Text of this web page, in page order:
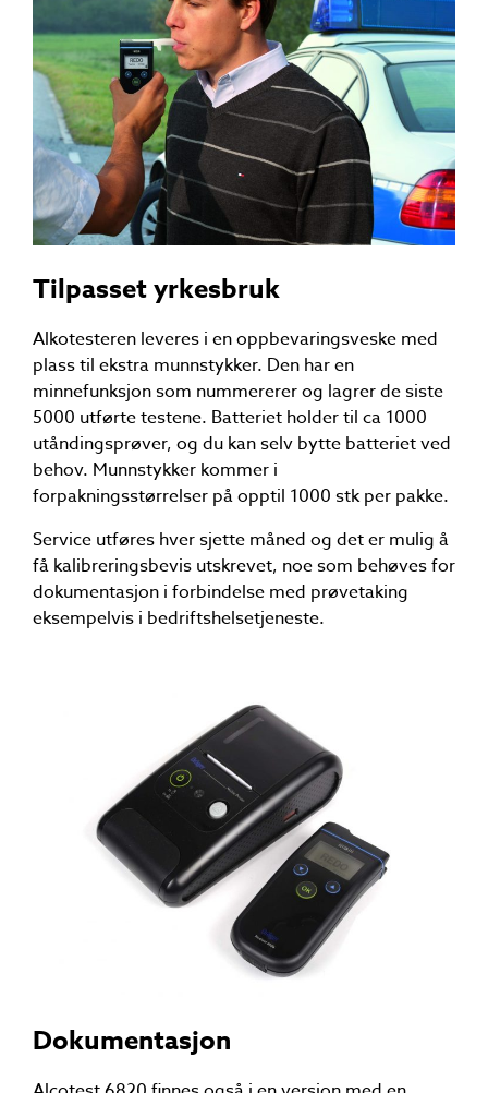
Tilpasset yrkesbruk
Alkotesteren leveres i en oppbevaringsveske med
plass til ekstra munnstykker. Den har en
minnefunksjon som nummererer og lagrer de siste
5000 utførte testene. Batteriet holder til ca 1000
utåndingsprøver, og du kan selv bytte batteriet ved
behov. Munnstykker kommer i
forpakningsstørrelser på opptil 1000 stk per pakke.
Service utføres hver sjette måned og det er mulig å
få kalibreringsbevis utskrevet, noe som behøves for
dokumentasjon i forbindelse med prøvetaking
eksempelvis i bedriftshelsetjeneste.
Dokumentasjon